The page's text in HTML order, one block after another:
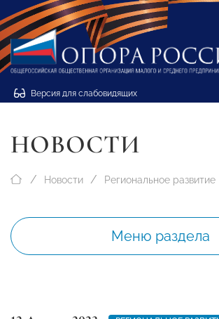
Версия для слабовидящих
НОВОСТИ
Новости Региональное развитие
Меню раздела